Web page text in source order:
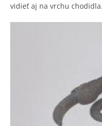
vidieť aj na vrchu chodidla.